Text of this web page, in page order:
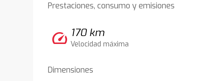
Prestaciones, consumo y emisiones
speed 170 km
Velocidad máxima
Dimensiones